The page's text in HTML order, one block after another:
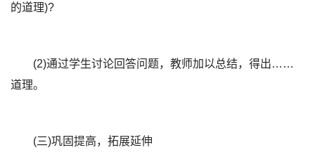
的道理)?
(2)通过学生讨论回答问题，教师加以总结，得出……
道理。
(三)巩固提高，拓展延伸